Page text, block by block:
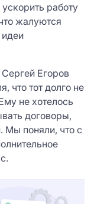
работу
жалуются
Егоров
что тот долго не
не хотелось
договоры,
Мы поняли, что с